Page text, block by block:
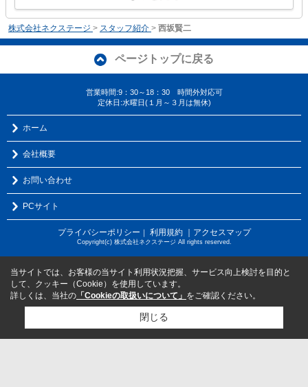
株式会社ネクステージ > スタッフ紹介 > 西坂賢二
ページトップに戻る
営業時間:9：30～18：30 時間外対応可
定休日:水曜日(１月～３月は無休)
ホーム
会社概要
お問い合わせ
PCサイト
プライバシーポリシー ｜ 利用規約 ｜アクセスマップ
Copyright(c) 株式会社ネクステージ All rights reserved.
当サイトでは、お客様の当サイト利用状況把握、サービス向上検討を目的と
して、クッキー（Cookie）を使用しています。
詳しくは、当社の 「Cookieの取扱いについて」 をご確認ください。
閉じる